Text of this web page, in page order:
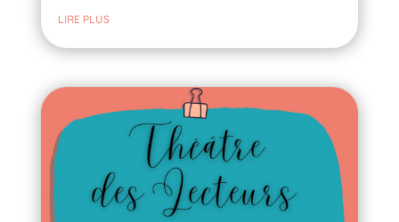
LIRE PLUS